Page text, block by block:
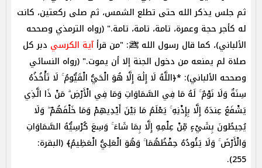
ثم جلس يذكر الله حتى تطلع الشمس، ثم صلى ركعتين، كانت
له كأجر حجة وعمرة، تامة، تامة، تامة." (رواه الترمذي وصححه
الألباني)، كما قال رسول الله ﷺ: "من قرأآية الكرسي دبر كل
صلاة لم يمنعه من دخول الجنة إلا أن يموت." (رواه النسائي
وصححه الألباني): *﴿اللَّهُ لَا إِلَٰهَ إِلَّا هُوَ الْحَيُّ الْقَيُّومُ ۚ لَا تَأْخُذُهُ
سِنَةٌ وَلَا نَوْمٌ ۚ لَهُ مَا فِي السَّمَاوَاتِ وَمَا فِي الْأَرْضِ ۗ مَنْ ذَا الَّذِي
يَشْفَعُ عِندَهُ إِلَّا بِإِذْنِهِ ۚ يَعْلَمُ مَا بَيْنَ أَيْدِيهِمْ وَمَا خَلْفَهُمْ ۖ وَلَا
يُحِيطُونَ بِشَيْءٍ مِّنْ عِلْمِهِ إِلَّا بِمَا شَاءَ ۚ وَسِعَ كُرْسِيُّهُ السَّمَاوَاتِ
وَالْأَرْضَ ۚ وَلَا يَئُودُهُ حِفْظُهُمَا ۚ وَهُوَ الْعَلِيُّ الْعَظِيمُ﴾ (البقرة:
255).